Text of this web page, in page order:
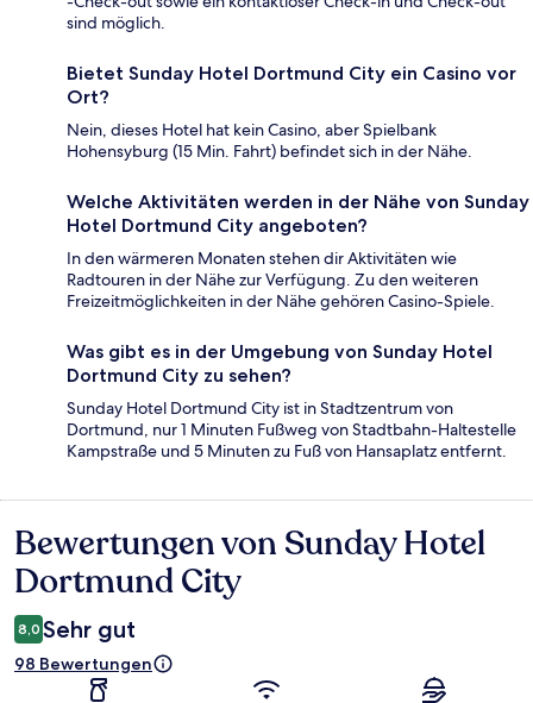
sind möglich.
Bietet Sunday Hotel Dortmund City ein Casino vor
Ort?
Nein, dieses Hotel hat kein Casino, aber Spielbank
Hohensyburg (15 Min. Fahrt) befindet sich in der Nähe.
Welche Aktivitäten werden in der Nähe von Sunday
Hotel Dortmund City angeboten?
In den wärmeren Monaten stehen dir Aktivitäten wie
Radtouren in der Nähe zur Verfügung. Zu den weiteren
Freizeitmöglichkeiten in der Nähe gehören Casino-Spiele.
Was gibt es in der Umgebung von Sunday Hotel
Dortmund City zu sehen?
Sunday Hotel Dortmund City ist in Stadtzentrum von
Dortmund, nur 1 Minuten Fußweg von Stadtbahn-Haltestelle
Kampstraße und 5 Minuten zu Fuß von Hansaplatz entfernt.
Bewertungen
Bewertungen von Sunday Hotel
Dortmund City
8,0 Sehr gut
98 Bewertungen